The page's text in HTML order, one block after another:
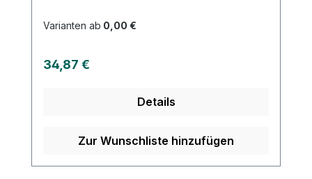
an Ort und Stelle und verhindert
gerollte Version erhältlich und besteht aus
Polster online bei uns und profitieren Sie
Varianten ab 0,00 €
Regulärer Preis:
34,87 €
Details
Zur Wunschliste hinzufügen